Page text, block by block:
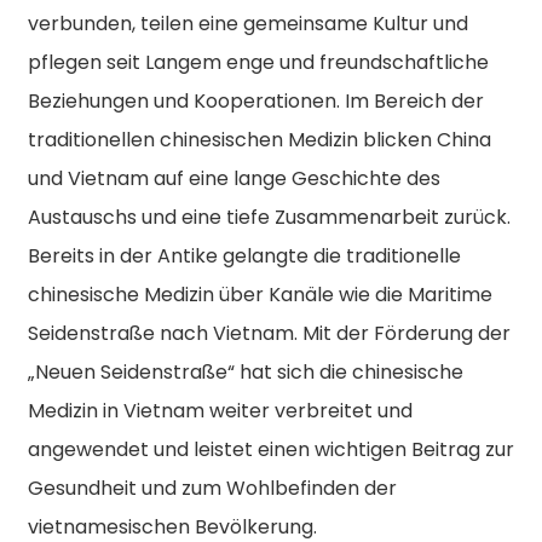
verbunden, teilen eine gemeinsame Kultur und
pflegen seit Langem enge und freundschaftliche
Beziehungen und Kooperationen. Im Bereich der
traditionellen chinesischen Medizin blicken China
und Vietnam auf eine lange Geschichte des
Austauschs und eine tiefe Zusammenarbeit zurück.
Bereits in der Antike gelangte die traditionelle
chinesische Medizin über Kanäle wie die Maritime
Seidenstraße nach Vietnam. Mit der Förderung der
„Neuen Seidenstraße“ hat sich die chinesische
Medizin in Vietnam weiter verbreitet und
angewendet und leistet einen wichtigen Beitrag zur
Gesundheit und zum Wohlbefinden der
vietnamesischen Bevölkerung.